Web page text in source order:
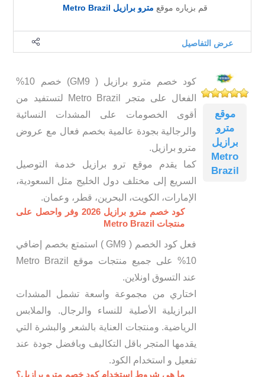
قم بزياره موقع مترو برازيل Metro Brazil
عرض التفاصيل
موقع
مترو
برازيل
Metro
Brazil
كود خصم مترو برازيل ( GM9) خصم 10%
الفعال على متجر Metro Brazil لتستفيد من
أقوى الخصومات على المشدات النسائية
والرجالية بجودة عالمية بخصم فعال مع عروض
مترو برازيل.
كما يقدم موقع ترو برازيل خدمة التوصيل
السريع إلى مختلف دول الخليج مثل السعودية،
الإمارات، الكويت، البحرين، قطر، وعمان.
كود خصم مترو برازيل 2026 وفر واحصل على
منتجات Metro Brazil
فعل كود الخصم ( GM9 ) استمتع بخصم إضافي
10% على جميع منتجات موقع Metro Brazil
عند التسوق اونلاين.
اختاري من مجموعة واسعة تشمل المشدات
البرازيلية الأصلية للنساء والرجال. والملابس
الرياضية. ومنتجات العناية بالشعر والبشرة التي
يقدمها المتجر باقل التكاليف وبافضل جودة عند
تفعيل و استخدام الكود.
ما هي شروط استخدام كود خصم مترو برازيل؟